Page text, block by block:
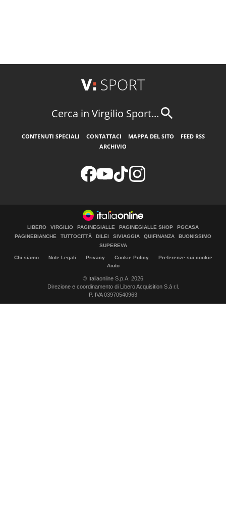
Cerca in Virgilio Sport...
CONTENUTI SPECIALI CONTATTACI MAPPA DEL SITO
FEED RSS
ARCHIVIO
LIBERO VIRGILIO PAGINEGIALLE PAGINEGIALLE SHOP
PGCASA
PAGINEBIANCHE
TUTTOCITTÀ DILEI SIVIAGGIA QUIFINANZA
BUONISSIMO
SUPEREVA
Chi siamo Note Legali Privacy Cookie Policy
Preferenze sui cookie
Aiuto
© Italiaonline S.p.A. 2026
Direzione e coordinamento di Libero Acquisition S.á r.l.
P. IVA 03970540963